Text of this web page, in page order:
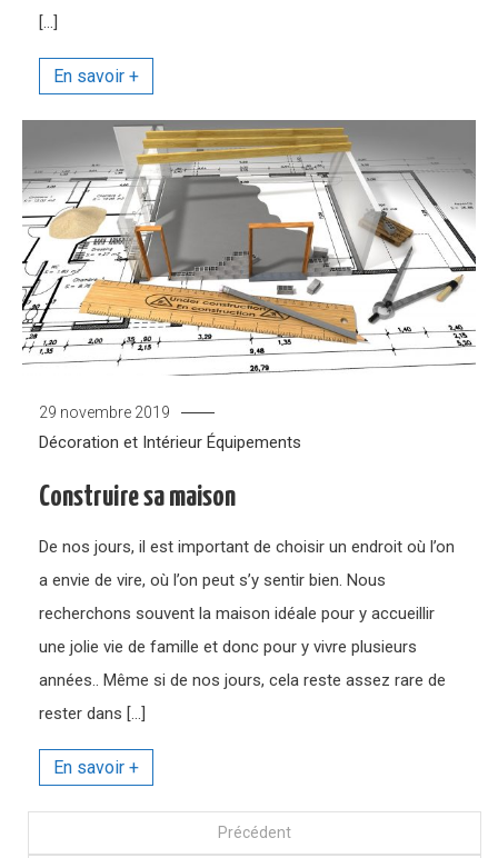
[…]
29 novembre 2019
Décoration et Intérieur Équipements
Construire sa maison
De nos jours, il est important de choisir un endroit où l’on
a envie de vire, où l’on peut s’y sentir bien. Nous
recherchons souvent la maison idéale pour y accueillir
une jolie vie de famille et donc pour y vivre plusieurs
années.. Même si de nos jours, cela reste assez rare de
rester dans […]
Précédent